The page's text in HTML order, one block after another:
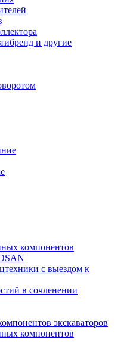
и другие
компонентов
с выездом к
в сочленении
экскаваторов
компонентов